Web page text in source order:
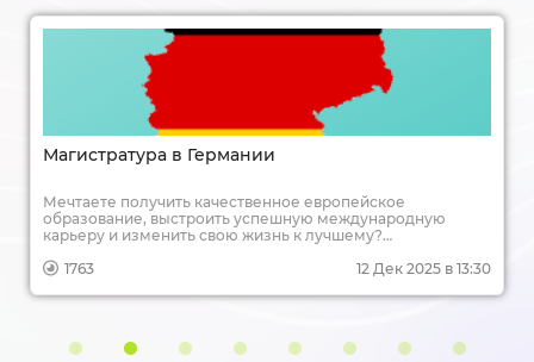
Магистратура в Германии
Мечтаете получить качественное европейское
образование, выстроить успешную международную
карьеру и изменить свою жизнь к лучшему?
и доступных путей для достижения этих целей. Учеба в
перспективы трудоустройства в ведущих компаниях — все
подробно разберем, как покорить немецкую
1763 12 Дек 2025 в 13:30